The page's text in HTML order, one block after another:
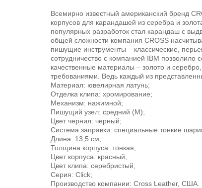
Всемирно известный американский бренд
корпусов для карандашей из серебра и
популярных разработок стал карандаш с
общей сложности компания CROSS
пишущие инструменты – классические,
сотрудничество с компанией IBM позволило
качественные материалы – золото и
требованиями. Ведь каждый из
Материал: ювелирная латунь;
Отделка клипа: хромирование;
Механизм: нажимной;
Пишущий узел: средний (М);
Цвет чернил: черный;
Система заправки: специальные тонкие
Длина: 13,5 см;
Толщина корпуса: тонкая;
Цвет корпуса: красный;
Цвет клипа: серебристый;
Серия: Click;
Производство компании: Cross Leather, США.